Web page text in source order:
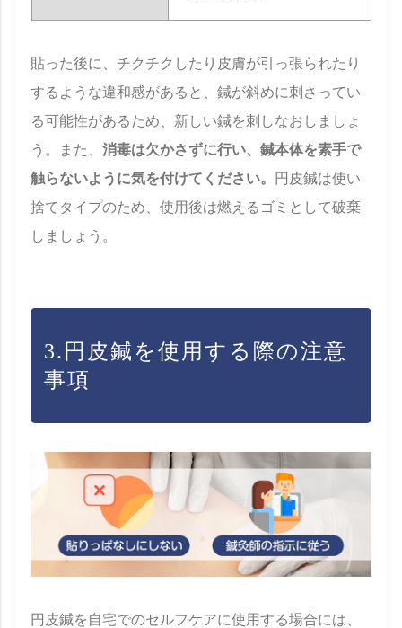
貼った後に、チクチクしたり皮膚が引っ張られたり
するような違和感があると、鍼が斜めに刺さってい
る可能性があるため、新しい鍼を刺しなおしましょ
う。また、消毒は欠かさずに行い、鍼本体を素手で
触らないように気を付けてください。
円皮鍼は使い
捨てタイプのため、使用後は燃えるゴミとして破棄
しましょう。
3.円皮鍼を使用する際の注意
事項
円皮鍼を自宅でのセルフケアに使用する場合には、